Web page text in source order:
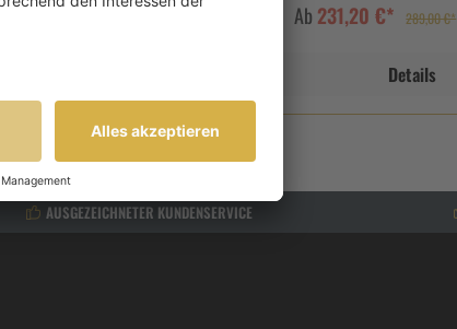
Ab 231,20 €* 289,00 €*
Details
AUSGEZEICHNETER KUNDENSERVICE